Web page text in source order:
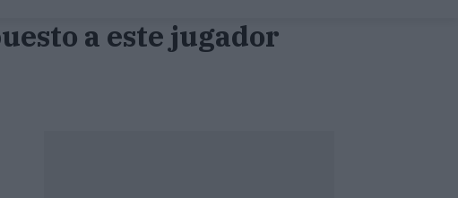
a este jugador